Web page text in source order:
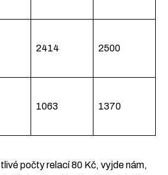
2414 2500
1063 1370
počty relací 80 Kč, vyjde nám,